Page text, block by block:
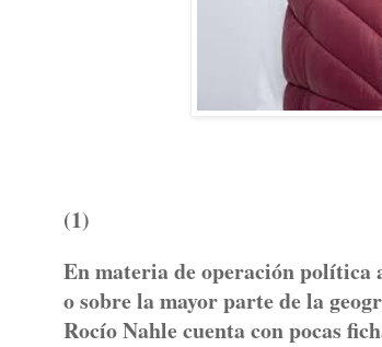
(1)
En materia de operación
o sobre la mayor parte de la
Rocío Nahle cuenta con pocas